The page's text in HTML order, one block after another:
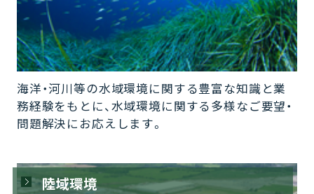
海洋・河川等の水域環境に関する豊富な知識と業
務経験をもとに、水域環境に関する多様なご要望・
問題解決にお応えします。
陸域環境